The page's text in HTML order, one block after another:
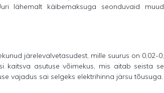
lähemalt käibemaksuga seonduvaid
järelevalvetasudest, mille suurus on 0,02-
kaitsva asutuse võimekus, mis aitab seista
vajadus sai selgeks elektrihinna järsu tõusuga.